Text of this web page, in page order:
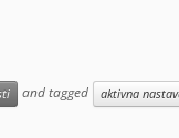
and tagged aktivna